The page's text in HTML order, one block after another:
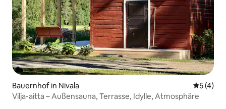
Bauernhof in Nivala
5 (4)
Vilja-aitta – Außensauna, Terrasse, Idylle, Atmosphäre